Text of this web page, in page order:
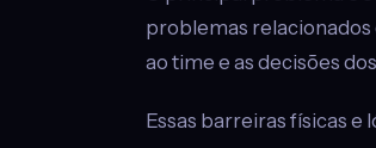
problemas relacionados
ao time e as decisões
Essas barreiras físicas e